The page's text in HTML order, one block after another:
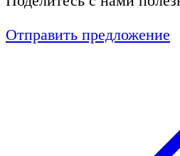
Отправить предложение